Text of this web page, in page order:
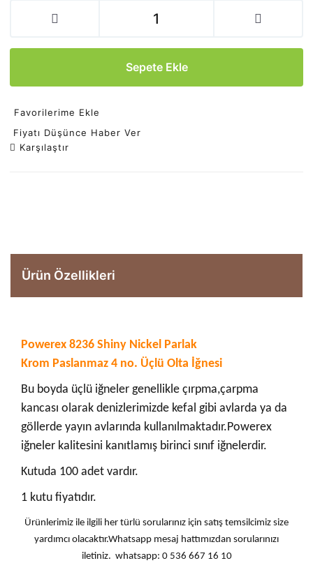
Sepete Ekle
Favorilerime Ekle
Fiyatı Düşünce Haber Ver
Karşılaştır
Ürün Özellikleri
Powerex 8236 Shiny Nickel Parlak
Krom Paslanmaz 4 no. Üçlü Olta İğnesi
Bu boyda üçlü iğneler genellikle çırpma,çarpma
kancası olarak denizlerimizde kefal gibi avlarda ya da
göllerde yayın avlarında kullanılmaktadır.Powerex
iğneler kalitesini kanıtlamış birinci sınıf iğnelerdir.
Kutuda 100 adet vardır.
1 kutu fiyatıdır.
Ürünlerimiz ile ilgili her türlü sorularınız için satış temsilcimiz size
yardımcı olacaktır.Whatsapp mesaj hattımızdan sorularınızı
iletiniz. whatsapp: 0 536 667 16 10